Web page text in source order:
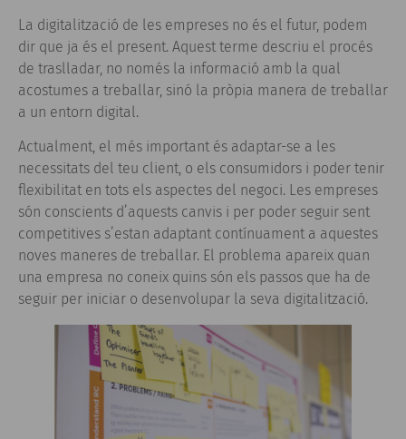
La digitalització de les empreses no és el futur, podem
dir que ja és el present. Aquest terme descriu el procés
de traslladar, no només la informació amb la qual
acostumes a treballar, sinó la pròpia manera de treballar
a un entorn digital.
Actualment, el més important és adaptar-se a les
necessitats del teu client, o els consumidors i poder tenir
flexibilitat en tots els aspectes del negoci. Les empreses
són conscients d’aquests canvis i per poder seguir sent
competitives s’estan adaptant contínuament a aquestes
noves maneres de treballar. El problema apareix quan
una empresa no coneix quins són els passos que ha de
seguir per iniciar o desenvolupar la seva digitalització.